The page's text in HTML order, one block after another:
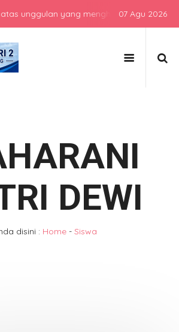
unggulan yang menghasilkan lulusan
07 Agu 2026
DEWI
disini : Home - Siswa